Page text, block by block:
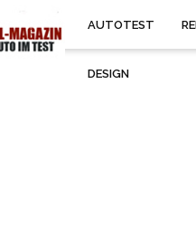
AUTOTEST
DESIGN